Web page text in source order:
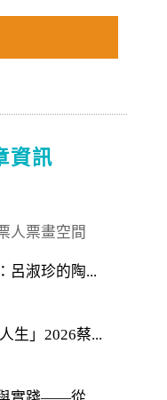
資訊
人票畫空間
呂淑珍的陶...
生」2026蔡...